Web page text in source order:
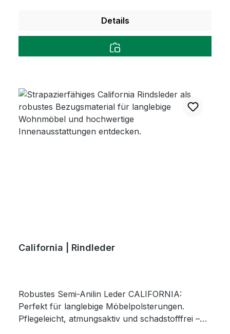
Details
California | Rindleder
Robustes Semi-Anilin Leder CALIFORNIA:
Perfekt für langlebige Möbelpolsterungen.
Pflegeleicht, atmungsaktiv und schadstofffrei –